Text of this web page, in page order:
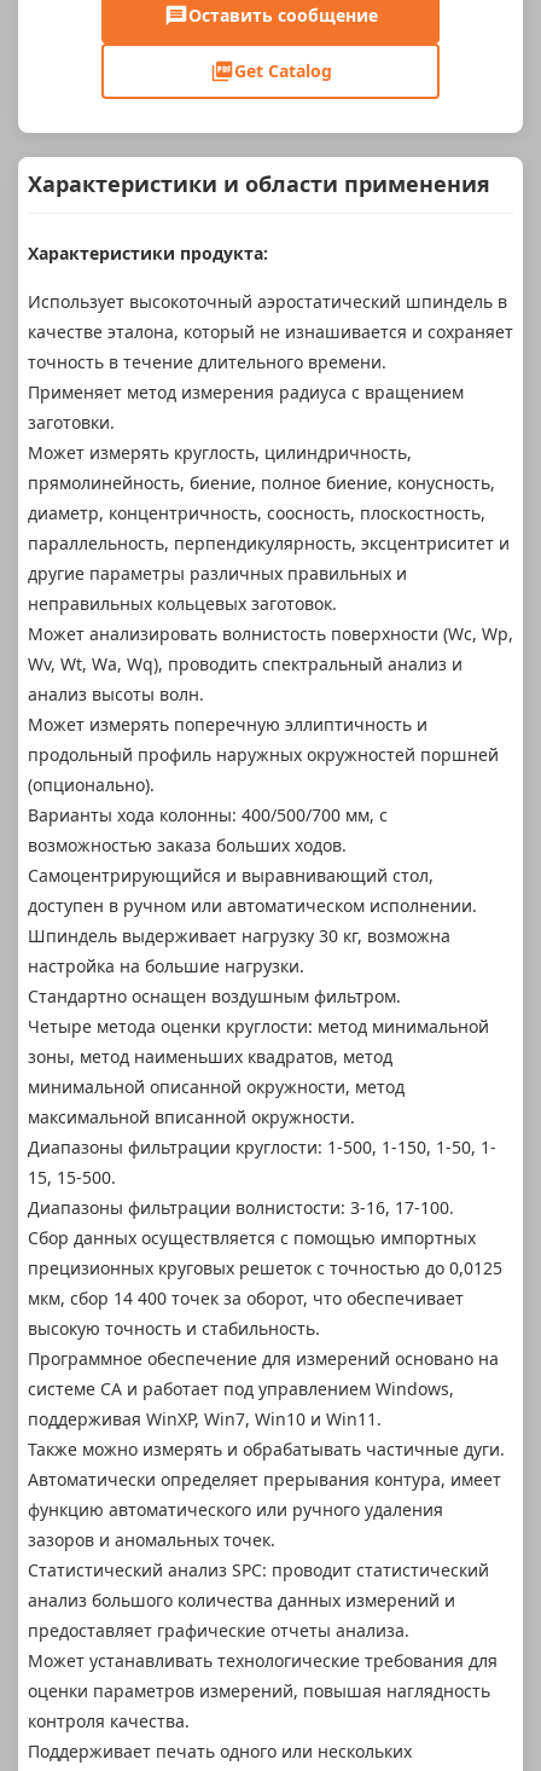
Оставить сообщение
Get Catalog
Характеристики и области применения
Характеристики продукта:
Использует высокоточный аэростатический шпиндель в
качестве эталона, который не изнашивается и сохраняет
точность в течение длительного времени.
Применяет метод измерения радиуса с вращением
заготовки.
Может измерять круглость, цилиндричность,
прямолинейность, биение, полное биение, конусность,
диаметр, концентричность, соосность, плоскостность,
параллельность, перпендикулярность, эксцентриситет и
другие параметры различных правильных и
неправильных кольцевых заготовок.
Может анализировать волнистость поверхности (Wc, Wp,
Wv, Wt, Wa, Wq), проводить спектральный анализ и
анализ высоты волн.
Может измерять поперечную эллиптичность и
продольный профиль наружных окружностей поршней
(опционально).
Варианты хода колонны: 400/500/700 мм, с
возможностью заказа больших ходов.
Самоцентрирующийся и выравнивающий стол,
доступен в ручном или автоматическом исполнении.
Шпиндель выдерживает нагрузку 30 кг, возможна
настройка на большие нагрузки.
Стандартно оснащен воздушным фильтром.
Четыре метода оценки круглости: метод минимальной
зоны, метод наименьших квадратов, метод
минимальной описанной окружности, метод
максимальной вписанной окружности.
Диапазоны фильтрации круглости: 1-500, 1-150, 1-50, 1-
15, 15-500.
Диапазоны фильтрации волнистости: 3-16, 17-100.
Сбор данных осуществляется с помощью импортных
прецизионных круговых решеток с точностью до 0,0125
мкм, сбор 14 400 точек за оборот, что обеспечивает
высокую точность и стабильность.
Программное обеспечение для измерений основано на
системе CA и работает под управлением Windows,
поддерживая WinXP, Win7, Win10 и Win11.
Также можно измерять и обрабатывать частичные дуги.
Автоматически определяет прерывания контура, имеет
функцию автоматического или ручного удаления
зазоров и аномальных точек.
Статистический анализ SPC: проводит статистический
анализ большого количества данных измерений и
предоставляет графические отчеты анализа.
Может устанавливать технологические требования для
оценки параметров измерений, повышая наглядность
контроля качества.
Поддерживает печать одного или нескольких